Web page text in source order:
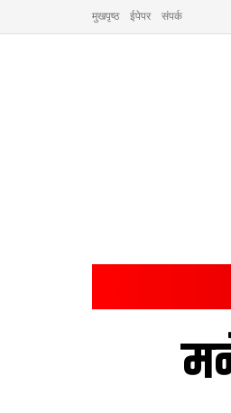
मुखपृष्ठ ईपेपर संपर्क